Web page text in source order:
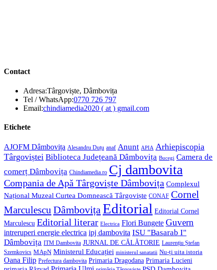
Contact
Adresa:Târgoviște, Dâmbovița
Tel / WhatsApp:0770 726 797Opens
in
Email:chindiamedia2020 ( at ) gmail.comOpens
Etichete
AJOFM Dâmbovița Alesandru Duțu anaf Anunt APIA Arhiepiscopia
Târgoviștei Biblioteca Județeană Dâmbovița Bucegi Camera de
comerț Dâmbovița Chindiamedia.ro Cj dambovita
Compania de Apă Târgoviște Dâmbovița Complexul
Național Muzeal Curtea Domnească Târgoviște CONAF Cornel
Marculescu DâmbovițaEditorial Editorial Cornel
Marculescu Editorial literar Electrica Flori Bungete Guvern
intreruperi energie electrica ipj dambovita ISU "Basarab I"
Dâmbovița ITM Dambovita JURNAL DE CĂLĂTORIE Laurențiu Ștefan
Szemkovics MApN Ministerul Educației ministerul sanatatii Nu-ți uita istoria
Oana Filip Prefectura dambovita Primaria Dragodana Primaria Lucieni